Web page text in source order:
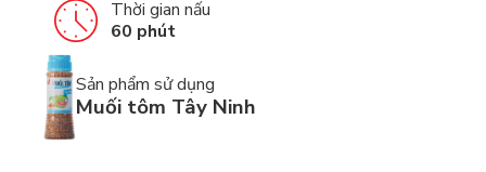
Thời gian nấu
60 phút
Sản phẩm sử dụng
Muối tôm Tây Ninh